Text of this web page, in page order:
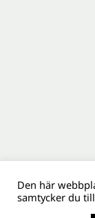
Den här
samtycker du